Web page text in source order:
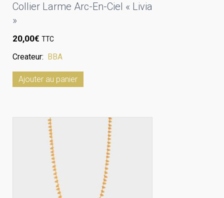
Collier Larme Arc-En-Ciel « Livia
»
20,00€ TTC
Createur: BBA
Ajouter au panier